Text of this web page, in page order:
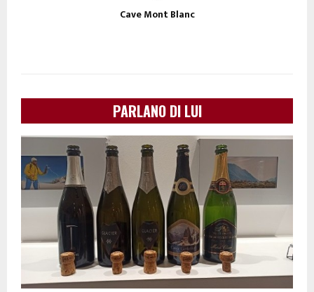
Cave Mont Blanc
PARLANO DI LUI